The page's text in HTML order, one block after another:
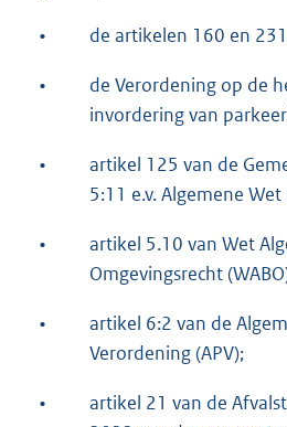
• de artikelen 160 en
•
de Verordening op de
invordering van
•
artikel 125 van de
5:11 e.v. Algemene
•
artikel 5.10 van Wet
Omgevingsrecht
•
artikel 6:2 van de
Verordening (APV);
•
artikel 21 van de